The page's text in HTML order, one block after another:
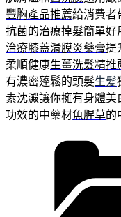
豐胸產品推薦給消費者
抗菌的治療掉髮簡單好
治療膝蓋滑膜炎藥膏提
柔順健康生薑洗髮精推
有濃密蓬鬆的頭髮生髪
素沈澱讓你擁有身體美
功效的中藥材魚腥草的